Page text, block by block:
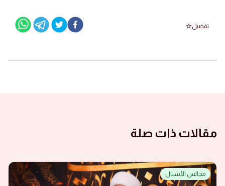
تفضيل
مقالات ذات صلة
مجالس الأشبال